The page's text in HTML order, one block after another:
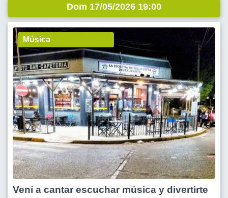
Dom 17/05/2026 19:00
Música
Vení a cantar escuchar música y divertirte